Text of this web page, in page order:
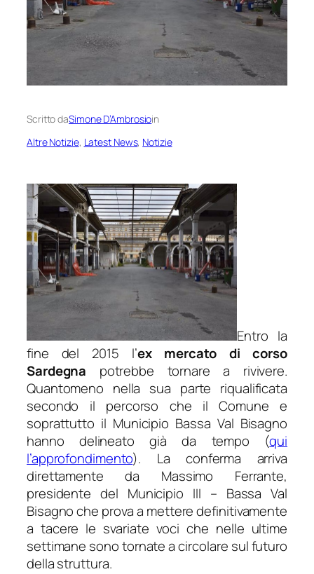
Scritto daSimone D’Ambrosioin
Altre Notizie, Latest News, Notizie
Entro la
fine del 2015 l’ex mercato di corso
Sardegna potrebbe tornare a rivivere.
Quantomeno nella sua parte riqualificata
secondo il percorso che il Comune e
soprattutto il Municipio Bassa Val Bisagno
hanno delineato già da tempo (qui
l’approfondimento). La conferma arriva
direttamente da Massimo Ferrante,
presidente del Municipio III – Bassa Val
Bisagno che prova a mettere definitivamente
a tacere le svariate voci che nelle ultime
settimane sono tornate a circolare sul futuro
della struttura.